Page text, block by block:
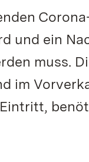
und ein
muss.
im